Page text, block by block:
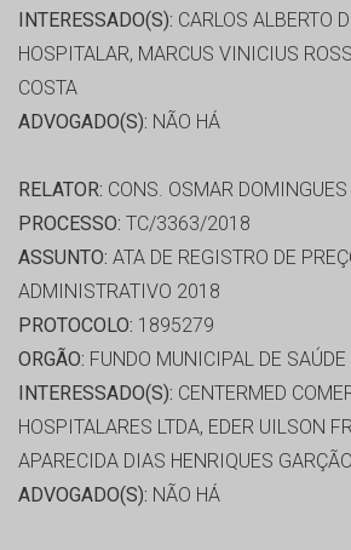
INTERESSADO(S): CARLOS ALBERTO
HOSPITALAR, MARCUS VINICIUS
COSTA
ADVOGADO(S): NÃO HÁ
RELATOR: CONS. OSMAR
PROCESSO: TC/3363/2018
ASSUNTO: ATA DE REGISTRO DE
ADMINISTRATIVO 2018
PROTOCOLO: 1895279
ORGÃO: FUNDO MUNICIPAL DE
INTERESSADO(S): CENTERMED
HOSPITALARES LTDA, EDER UILSON
APARECIDA DIAS HENRIQUES GARÇÃO
ADVOGADO(S): NÃO HÁ